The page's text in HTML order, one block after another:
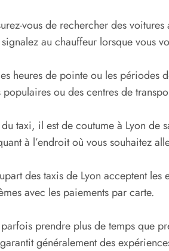
vous de rechercher des
au chauffeur lorsque vous
heures de pointe ou les
ou des centres de
taxi, il est de coutume à Lyon
à l’endroit où vous souhaitez
des taxis de Lyon acceptent
avec les paiements par carte.
prendre plus de temps que
généralement des